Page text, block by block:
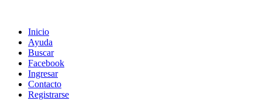
Inicio
Ayuda
Buscar
Facebook
Ingresar
Contacto
Registrarse